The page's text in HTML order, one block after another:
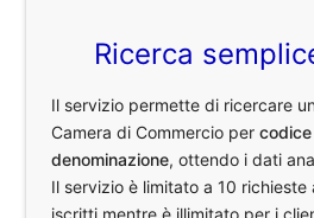
Ricerca
Il servizio permette di ricercare
Camera di Commercio per
denominazione, ottendo i dati
Il servizio è limitato a 10
iscritti mentre è illimitato per i